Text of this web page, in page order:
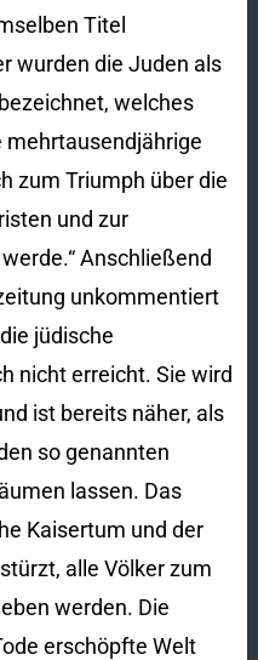
Titel
wurden die Juden als
welches
mehrtausendjährige
zum Triumph über die
und zur
Anschließend
unkommentiert
jüdische
nicht erreicht. Sie wird
ist bereits näher, als
so genannten
lassen. Das
Kaisertum und der
alle Völker zum
werden. Die
erschöpfte Welt